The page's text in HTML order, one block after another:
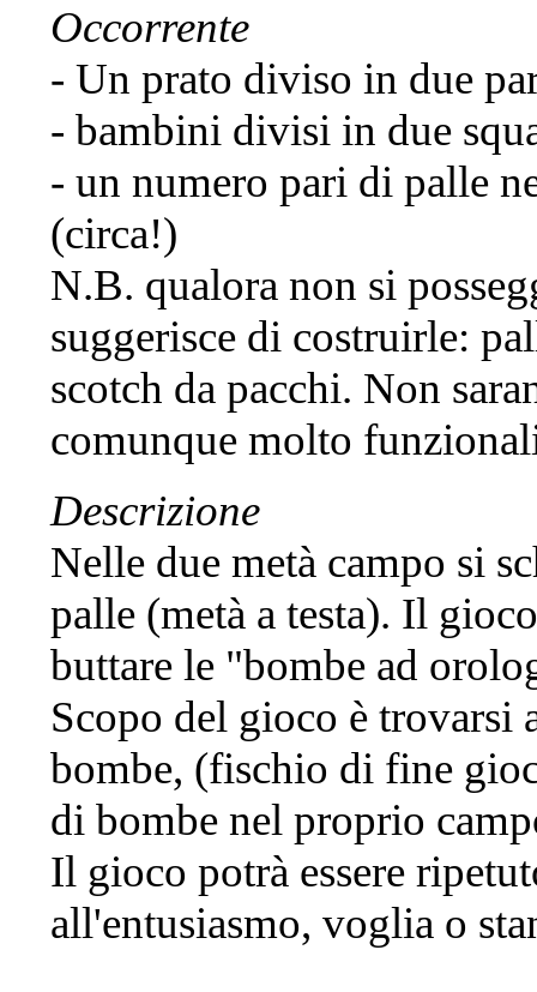
Occorrente
- Un prato diviso in due
- bambini divisi in due
- un numero pari di palle
(circa!)
N.B. qualora non si
suggerisce di costruirle:
scotch da pacchi. Non
comunque molto
Descrizione
Nelle due metà campo si
palle (metà a testa). Il
buttare le "bombe ad
Scopo del gioco è trovarsi
bombe, (fischio di fine
di bombe nel proprio
Il gioco potrà essere
all'entusiasmo, voglia o